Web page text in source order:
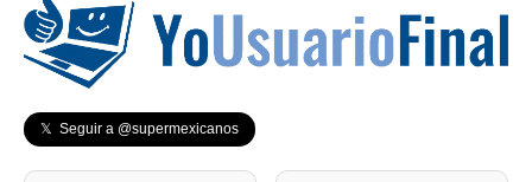
𝕏 Seguir a @supermexicanos